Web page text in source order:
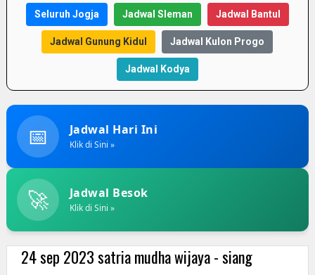
Seluruh Jogja Jadwal Sleman Jadwal Bantul
Jadwal Gunung Kidul Jadwal Kulon Progo
Jadwal Kodya
📅 Jadwal Hari Ini
Klik di Sini »
🚀 Jadwal Besok
Klik di Sini »
24 sep 2023 satria mudha wijaya - siang